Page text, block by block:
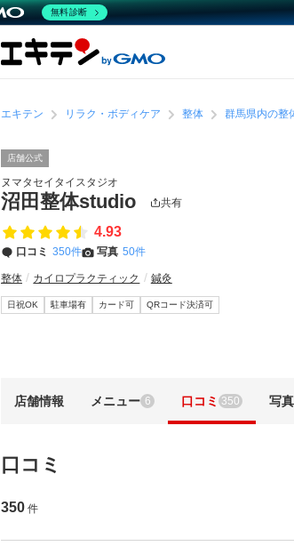
エキテン リラク・ボディケア 整体 群馬県内の整
店舗公式
ヌマタセイタイスタジオ
沼田整体studio 共有
4.93
口コミ 350件 写真 50件
整体 カイロプラクティック 鍼灸
日祝OK 駐車場有 カード可 QRコード決済可
店舗情報 メニュー 6 口コミ 350 写真
口コミ
350 件
無料診断